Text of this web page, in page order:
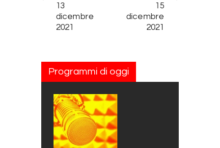
13
dicembre
2021
15
dicembre
2021
Programmi di oggi